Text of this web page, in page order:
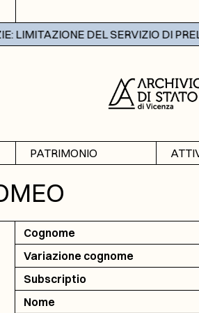
LIMITAZIONE DEL SERVIZIO DI
PATRIMONIO
Banche dati
Cognome
Variazione cognome
Subscriptio
Nome